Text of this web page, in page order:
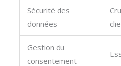
Sécurité des
données
Gestion du
consentement